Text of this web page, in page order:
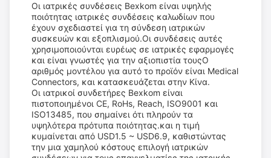
Οι ιατρικές συνδέσεις Bexkom είναι υψηλής
ποιότητας ιατρικές συνδέσεις καλωδίων που
έχουν σχεδιαστεί για τη σύνδεση ιατρικών
συσκευών και εξοπλισμού.Οι συνδέσεις αυτές
χρησιμοποιούνται ευρέως σε ιατρικές εφαρμογές
και είναι γνωστές για την αξιοπιστία τουςΟ
αριθμός μοντέλου για αυτό το προϊόν είναι Medical
Connectors, και κατασκευάζεται στην Κίνα.
Οι ιατρικοί συνδετήρες Bexkom είναι
πιστοποιημένοι CE, RoHs, Reach, ISO9001 και
ISO13485, που σημαίνει ότι πληρούν τα
υψηλότερα πρότυπα ποιότητας.και η τιμή
κυμαίνεται από USD1.5 ~ USD6.9, καθιστώντας
την μια χαμηλού κόστους επιλογή ιατρικών